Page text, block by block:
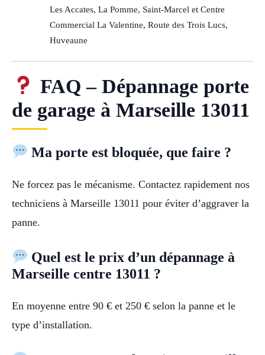
Les Accates, La Pomme, Saint-Marcel et Centre
Commercial La Valentine, Route des Trois Lucs,
Huveaune
FAQ – Dépannage porte
de garage à Marseille 13011
Ma porte est bloquée, que faire ?
Ne forcez pas le mécanisme. Contactez rapidement nos
techniciens à Marseille 13011 pour éviter d’aggraver la
panne.
Quel est le prix d’un dépannage à
Marseille centre 13011 ?
En moyenne entre 90 € et 250 € selon la panne et le
type d’installation.